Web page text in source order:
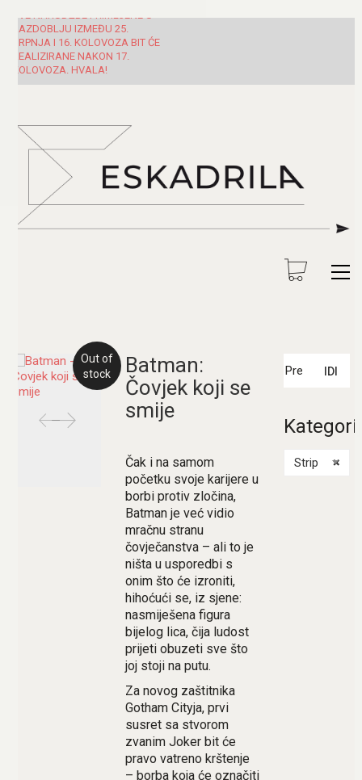
SVE NARUDŽBE PRIMLJENE U
RAZDOBLJU IZMEĐU 25.
SRPNJA I 16. KOLOVOZA BIT ĆE
REALIZIRANE NAKON 17.
KOLOVOZA. HVALA!
Out of
stock
Batman:
Čovjek koji se
smije
Čak i na samom
početku svoje karijere u
borbi protiv zločina,
Batman je već vidio
mračnu stranu
čovječanstva – ali to je
ništa u usporedbi s
onim što će izroniti,
hihoćući se, iz sjene:
nasmiješena figura
bijelog lica, čija ludost
prijeti obuzeti sve što
joj stoji na putu.
Za novog zaštitnika
Gotham Cityja, prvi
susret sa stvorom
zvanim Joker bit će
pravo vatreno krštenje
– borba koja će označiti
IDI
×
Strip